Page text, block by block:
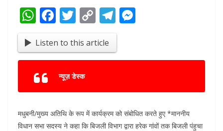
W
at
s
A
p
p
F
e
b
o
o
k
T
itt
er
C
p
y
n
k
T
el
e
gr
m
e
g
er
Listen to this article
न्यूज़ डेस्क
मधुबनी/मुख्य अतिथि के रूप में कार्यक्रम को संबोधित करते हुए *माननीय
विधान सभा सदस्य ने कहा कि बिजली विभाग द्वारा हरेक गांवों तक बिजली पंहुचा